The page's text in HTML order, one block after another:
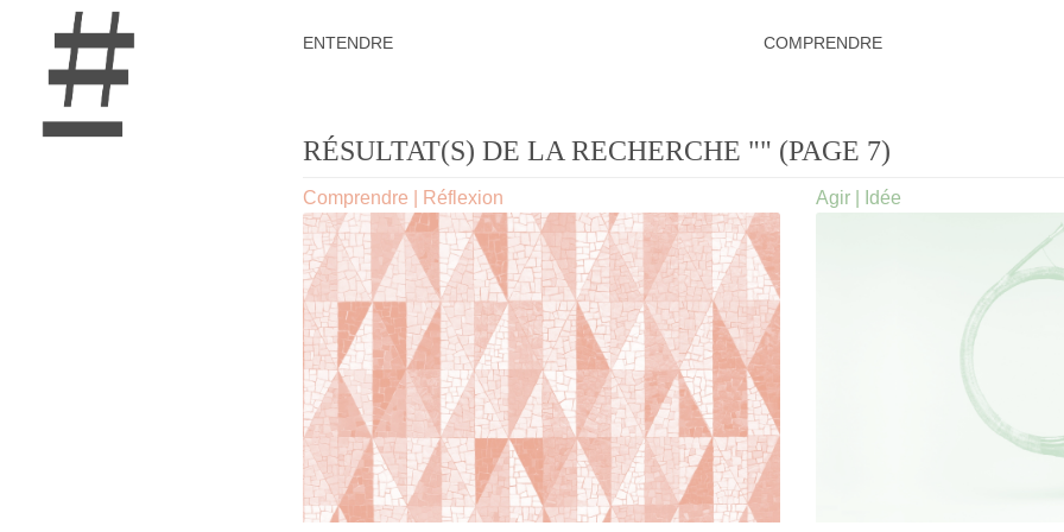
ENTENDRE COMPRENDRE
RÉSULTAT(S) DE LA RECHERCHE "" (PAGE 7)
Comprendre Réflexion Agir Idée